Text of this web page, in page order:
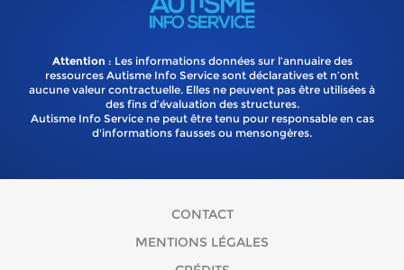
Attention : Les informations données sur l’annuaire des
ressources Autisme Info Service sont déclaratives et n’ont
aucune valeur contractuelle. Elles ne peuvent pas être utilisées à
des fins d’évaluation des structures.
Autisme Info Service ne peut être tenu pour responsable en cas
d'informations fausses ou mensongères.
CONTACT
MENTIONS LÉGALES